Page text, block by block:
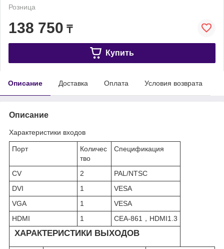
Розница
138 750 ₸
Купить
Описание Доставка Оплата Условия возврата
Описание
Характеристики входов
Порт
Количес
тво
Спецификация
CV 2
PAL/NTSC
DVI
1
VESA
VGA
1
VESA
HDMI
1 CEA-861，HDMI1.3
ХАРАКТЕРИСТИКИ ВЫХОДОВ